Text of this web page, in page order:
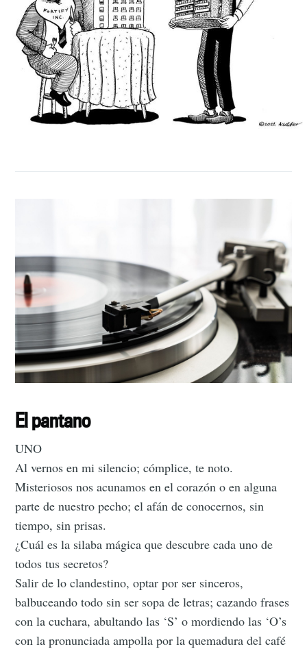
El pantano
UNO
Al vernos en mi silencio; cómplice, te noto.
Misteriosos nos acunamos en el corazón o en alguna
parte de nuestro pecho; el afán de conocernos, sin
tiempo, sin prisas.
¿Cuál es la silaba mágica que descubre cada uno de
todos tus secretos?
Salir de lo clandestino, optar por ser sinceros,
balbuceando todo sin ser sopa de letras; cazando frases
con la cuchara, abultando las ‘S’ o mordiendo las ‘O’s
con la pronunciada ampolla por la quemadura del café